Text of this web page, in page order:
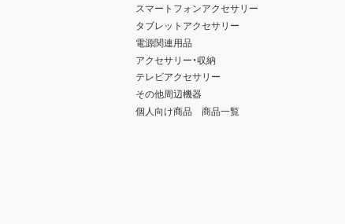
スマートフォンアクセサリー
タブレットアクセサリー
電源関連用品
アクセサリー・収納
テレビアクセサリー
その他周辺機器
個人向け商品 商品一覧